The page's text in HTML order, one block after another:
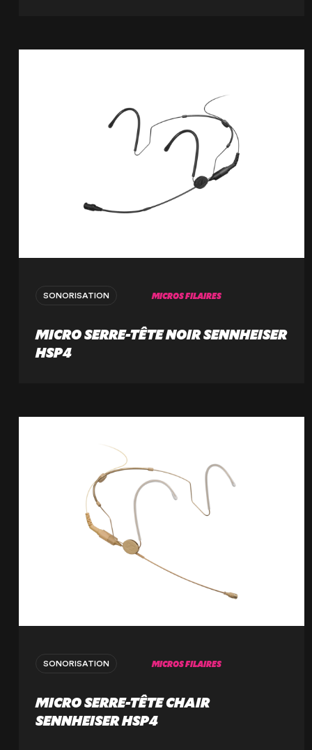
SONORISATION MICROS FILAIRES
MICRO SERRE-TÊTE NOIR SENNHEISER
HSP4
SONORISATION MICROS FILAIRES
MICRO SERRE-TÊTE CHAIR
SENNHEISER HSP4